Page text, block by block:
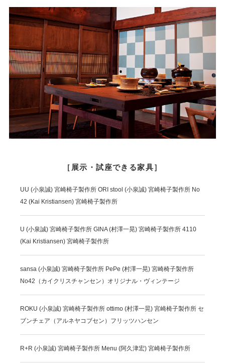
［展示・試座できる家具］
UU (小泉誠) 宮崎椅子製作所 ORI stool (小泉誠) 宮崎椅子製作所 No
42 (Kai Kristiansen) 宮崎椅子製作所
U (小泉誠) 宮崎椅子製作所 GINA (村澤一晃) 宮崎椅子製作所 4110
(Kai Kristiansen) 宮崎椅子製作所
sansa (小泉誠) 宮崎椅子製作所 PePe (村澤一晃) 宮崎椅子製作所
No42（カイクリスチャンセン）オリジナル・ヴィンテージ
ROKU (小泉誠) 宮崎椅子製作所 ottimo (村澤一晃) 宮崎椅子製作所 セ
ブンチェア（アルネヤコブセン）フリッツハンセン
R+R (小泉誠) 宮崎椅子製作所 Menu (阿久津宏) 宮崎椅子製作所